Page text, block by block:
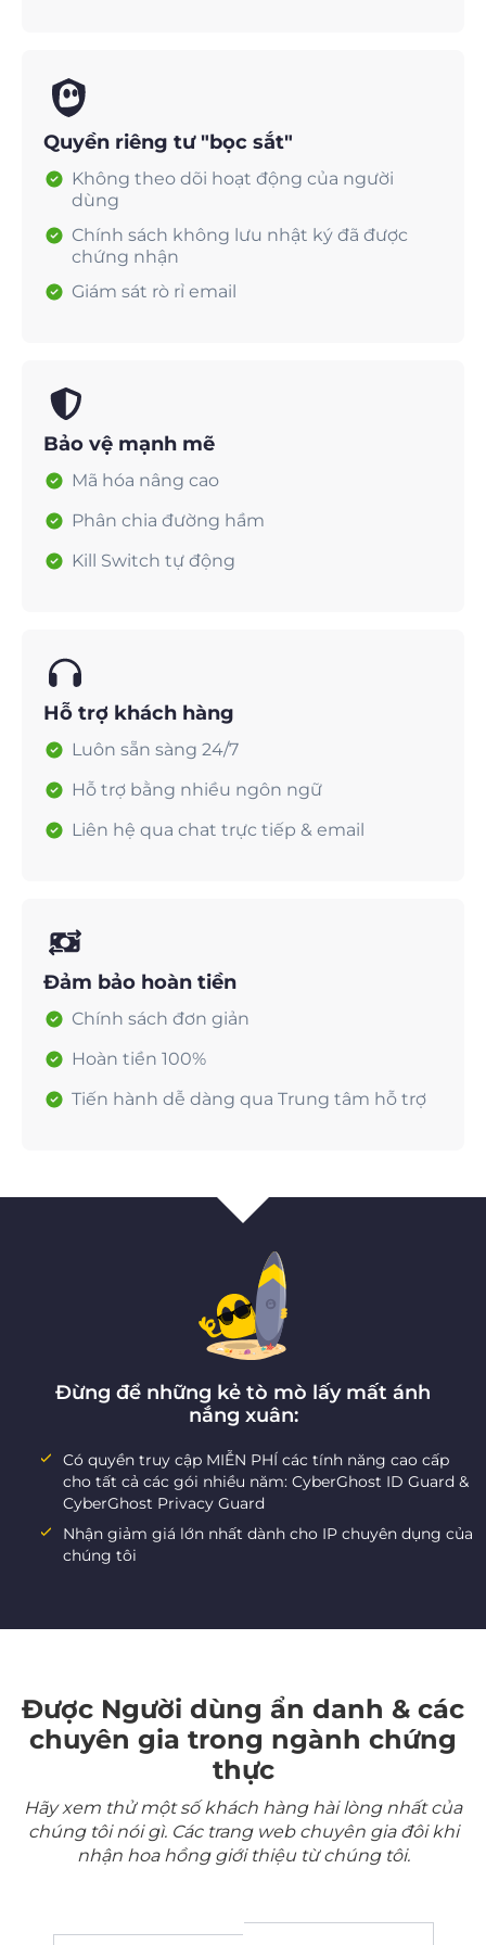
Quyền riêng tư "bọc sắt"
Không theo dõi hoạt động của người
dùng
Chính sách không lưu nhật ký đã được
chứng nhận
Giám sát rò rỉ email
Bảo vệ mạnh mẽ
Mã hóa nâng cao
Phân chia đường hầm
Kill Switch tự động
Hỗ trợ khách hàng
Luôn sẵn sàng 24/7
Hỗ trợ bằng nhiều ngôn ngữ
Liên hệ qua chat trực tiếp & email
Đảm bảo hoàn tiền
Chính sách đơn giản
Hoàn tiền 100%
Tiến hành dễ dàng qua Trung tâm hỗ trợ
Đừng để những kẻ tò mò lấy mất ánh
nắng xuân:
Có quyền truy cập MIỄN PHÍ các tính năng cao cấp
cho tất cả các gói nhiều năm: CyberGhost ID Guard &
CyberGhost Privacy Guard
Nhận giảm giá lớn nhất dành cho IP chuyên dụng của
chúng tôi
Được Người dùng ẩn danh & các
chuyên gia trong ngành chứng
thực
Hãy xem thử một số khách hàng hài lòng nhất của
chúng tôi nói gì. Các trang web chuyên gia đôi khi
nhận hoa hồng giới thiệu từ chúng tôi.